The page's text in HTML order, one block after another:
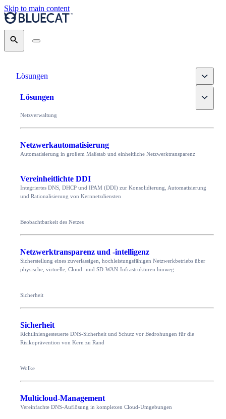
Skip to main content
Search
Lösungen Toggle
Lösungen Toggle
Netzverwaltung
Netzwerkautomatisierung
Automatisierung in großem Maßstab und einheitliche Netzwerktransparenz
Vereinheitlichte DDI
Integriertes DNS, DHCP und IPAM (DDI) zur Konsolidierung, Automatisierung
und Rationalisierung von Kernnetzdiensten
Beobachtbarkeit des Netzes
Netzwerktransparenz und -intelligenz
Sicherstellung eines zuverlässigen, hochleistungsfähigen Netzwerkbetriebs über
physische, virtuelle, Cloud- und SD-WAN-Infrastrukturen hinweg
Sicherheit
Sicherheit
Richtliniengesteuerte DNS-Sicherheit und Schutz vor Bedrohungen für die
Risikoprävention von Kern zu Rand
Wolke
Multicloud-Management
Vereinfachte DNS-Auflösung in komplexen Cloud-Umgebungen